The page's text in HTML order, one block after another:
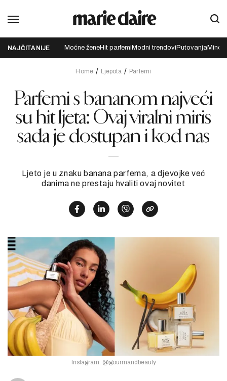
NAJČITANIJE Moćne ženeHit parfemi Modni trendovi Putovanja
Home Ljepota Parfemi
Parfemi s bananom najveći
su hit ljeta: Ovaj viralni miris
sada je dostupan i kod nas
Ljeto je u znaku banana parfema, a djevojke već
danima ne prestaju hvaliti ovaj novitet
Instagram: @gourmandbeauty